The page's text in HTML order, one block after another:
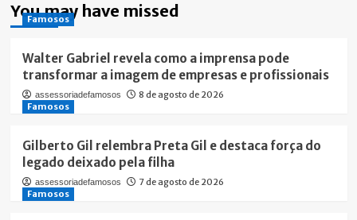
You may have missed
Famosos
Walter Gabriel revela como a imprensa pode
transformar a imagem de empresas e profissionais
assessoriadefamosos
8 de agosto de 2026
Famosos
Gilberto Gil relembra Preta Gil e destaca força do
legado deixado pela filha
assessoriadefamosos
7 de agosto de 2026
Famosos